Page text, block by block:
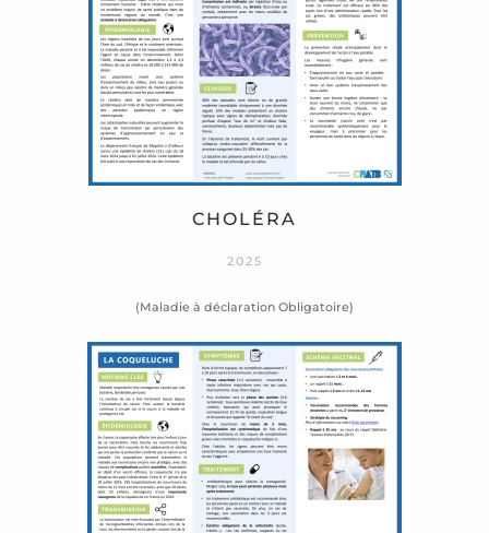
CHOLÉRA
2025
(Maladie à déclaration Obligatoire)